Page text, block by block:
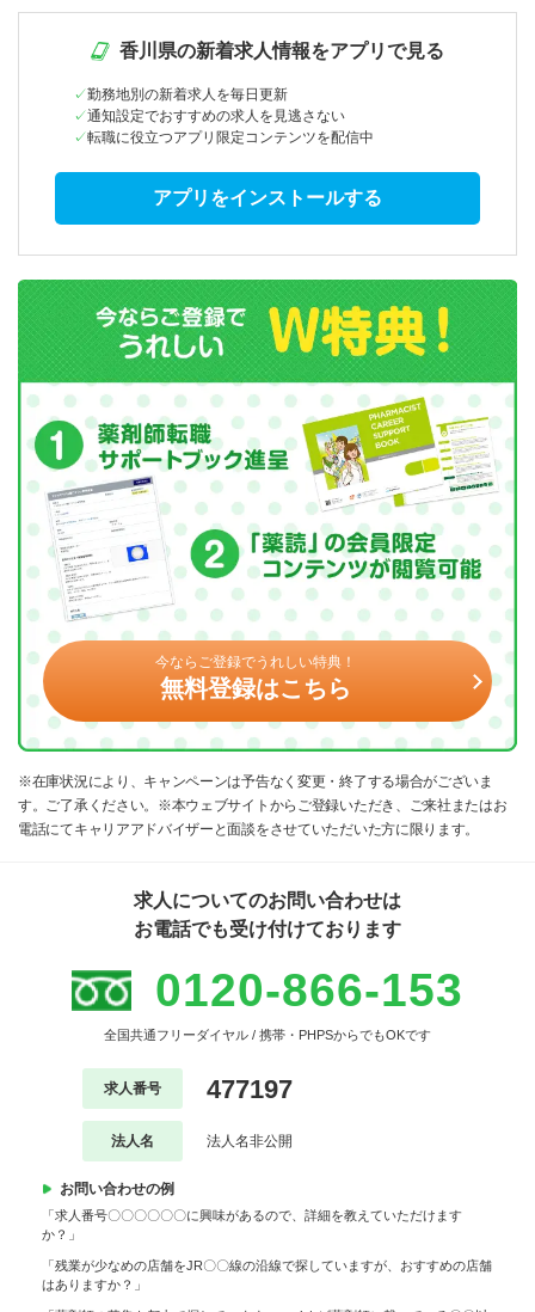
香川県の新着求人情報をアプリで見る
勤務地別の新着求人を毎日更新
通知設定でおすすめの求人を見逃さない
転職に役立つアプリ限定コンテンツを配信中
アプリをインストールする
今ならご登録でうれしい特典！
無料登録はこちら
※在庫状況により、キャンペーンは予告なく変更・終了する場合がございま
す。ご了承ください。※本ウェブサイトからご登録いただき、ご来社またはお
電話にてキャリアアドバイザーと面談をさせていただいた方に限ります。
求人についてのお問い合わせは
お電話でも受け付けております
0120-866-153
全国共通フリーダイヤル / 携帯・PHPSからでもOKです
求人番号 477197
法人名 法人名非公開
お問い合わせの例
「求人番号〇〇〇〇〇〇に興味があるので、詳細を教えていただけます
か？」
「残業が少なめの店舗をJR〇〇線の沿線で探していますが、おすすめの店舗
はありますか？」